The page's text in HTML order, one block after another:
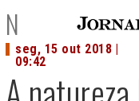
NOTÍCIAS
seg, 15 out 2018 |
09:42